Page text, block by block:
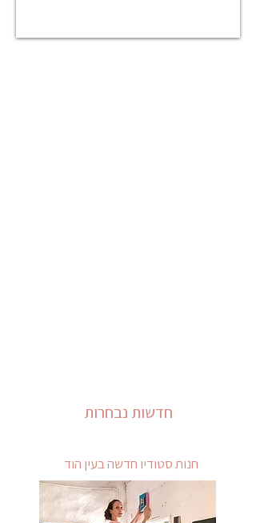
חדשות נבחרות
חנות סטודיו חדשה בעין הוד